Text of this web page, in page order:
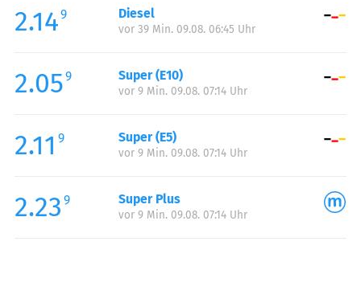
Mittwoch:
06:00-22:00
Donnerstag:
Samstag:
07:00-22:00
Sonntag:
2.149 Diesel
vor 39 Min. 09.08. 06:45 Uhr
2.059 Super (E10)
vor 9 Min. 09.08. 07:14 Uhr
2.11 9 Super (E5)
vor 9 Min. 09.08. 07:14 Uhr
2.23 9 Super Plus
vor 9 Min. 09.08. 07:14 Uhr